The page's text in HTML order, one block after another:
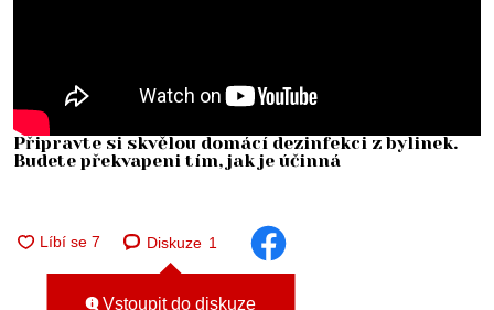
Připravte si skvělou domácí dezinfekci z bylinek.
Budete překvapeni tím, jak je účinná
Diskuze 1
Vstoupit do diskuze